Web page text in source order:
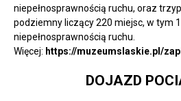
niepełnosprawnością ruchu, oraz
podziemny liczący 220 miejsc, w tym
niepełnosprawnością ruchu.
Więcej: https://muzeumslaskie.pl/
DOJAZD